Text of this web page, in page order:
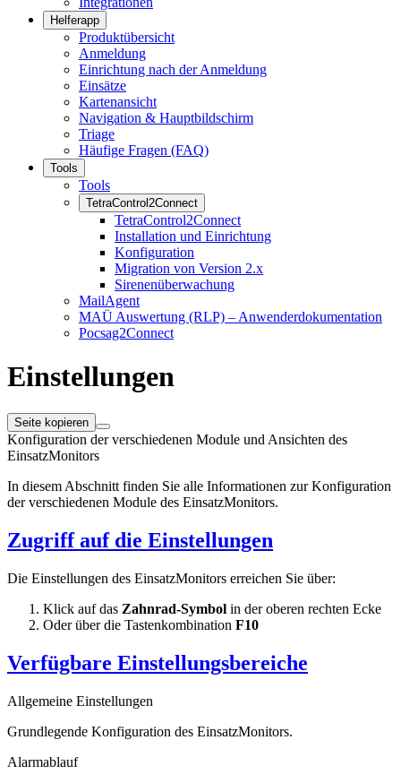
Helferapp
Produktübersicht
Anmeldung
Einrichtung nach der Anmeldung
Einsätze
Kartenansicht
Navigation & Hauptbildschirm
Triage
Häufige Fragen (FAQ)
Tools
Tools
TetraControl2Connect
TetraControl2Connect
Installation und Einrichtung
Konfiguration
Migration von Version 2.x
Sirenenüberwachung
MailAgent
MAÜ Auswertung (RLP) – Anwenderdokumentation
Pocsag2Connect
Einstellungen
Seite kopieren
Konfiguration der verschiedenen Module und Ansichten des
EinsatzMonitors
In diesem Abschnitt finden Sie alle Informationen zur Konfiguration
der verschiedenen Module des EinsatzMonitors.
Zugriff auf die Einstellungen
Die Einstellungen des EinsatzMonitors erreichen Sie über:
Klick auf das Zahnrad-Symbol in der oberen rechten Ecke
Oder über die Tastenkombination F10
Verfügbare Einstellungsbereiche
Allgemeine Einstellungen
Grundlegende Konfiguration des EinsatzMonitors.
Alarmablauf